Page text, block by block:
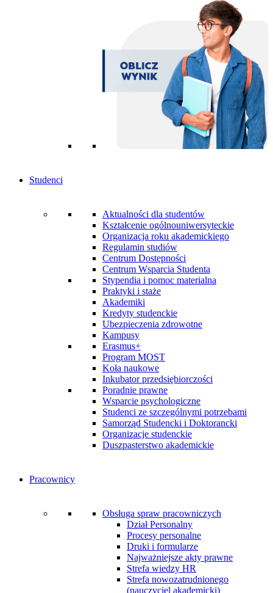
Studenci
Aktualności dla studentów
Kształcenie ogólnouniwersyteckie
Organizacja roku akademickiego
Regulamin studiów
Centrum Dostępności
Centrum Wsparcia Studenta
Stypendia i pomoc materialna
Praktyki i staże
Akademiki
Kredyty studenckie
Ubezpieczenia zdrowotne
Kampusy
Erasmus+
Program MOST
Koła naukowe
Inkubator przedsiębiorczości
Poradnie prawne
Wsparcie psychologiczne
Studenci ze szczególnymi potrzebami
Samorząd Studencki i Doktorancki
Organizacje studenckie
Duszpasterstwo akademickie
Pracownicy
Obsługa spraw pracowniczych
Dział Personalny
Procesy personalne
Druki i formularze
Najważniejsze akty prawne
Strefa wiedzy HR
Strefa nowozatrudnionego
(nauczyciel akademicki)